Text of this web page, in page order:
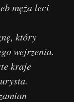
męża leci
który
wejrzenia.
kraje